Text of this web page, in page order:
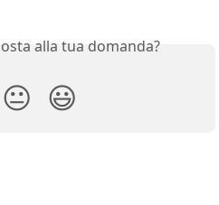
alla tua domanda?
😐 😃